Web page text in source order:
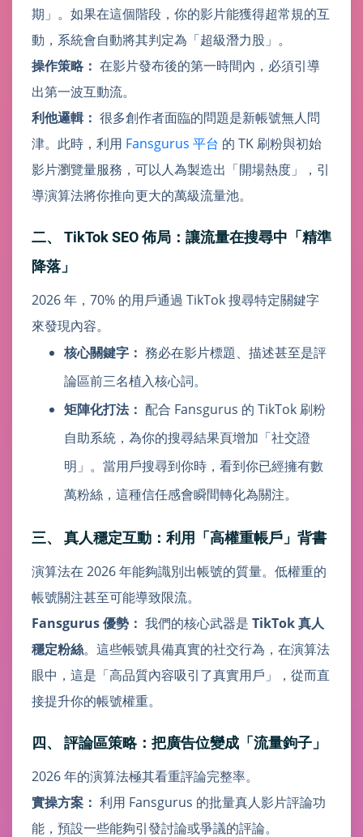
期」。如果在這個階段，你的影片能獲得超常規的互
動，系統會自動將其判定為「超級潛力股」。
操作策略： 在影片發布後的第一時間內，必須引導
出第一波互動流。
利他邏輯： 很多創作者面臨的問題是新帳號無人問
津。此時，利用 Fansgurus 平台 的 TK 刷粉與初始
影片瀏覽量服務，可以人為製造出「開場熱度」，引
導演算法將你推向更大的萬級流量池。
二、 TikTok SEO 佈局：讓流量在搜尋中「精準
降落」
2026 年，70% 的用戶通過 TikTok 搜尋特定關鍵字
來發現內容。
核心關鍵字： 務必在影片標題、描述甚至是評
論區前三名植入核心詞。
矩陣化打法： 配合 Fansgurus 的 TikTok 刷粉
自助系統，為你的搜尋結果頁增加「社交證
明」。當用戶搜尋到你時，看到你已經擁有數
萬粉絲，這種信任感會瞬間轉化為關注。
三、 真人穩定互動：利用「高權重帳戶」背書
演算法在 2026 年能夠識別出帳號的質量。低權重的
帳號關注甚至可能導致限流。
Fansgurus 優勢： 我們的核心武器是 TikTok 真人
穩定粉絲。這些帳號具備真實的社交行為，在演算法
眼中，這是「高品質內容吸引了真實用戶」，從而直
接提升你的帳號權重。
四、 評論區策略：把廣告位變成「流量鉤子」
2026 年的演算法極其看重評論完整率。
實操方案： 利用 Fansgurus 的批量真人影片評論功
能，預設一些能夠引發討論或爭議的評論。